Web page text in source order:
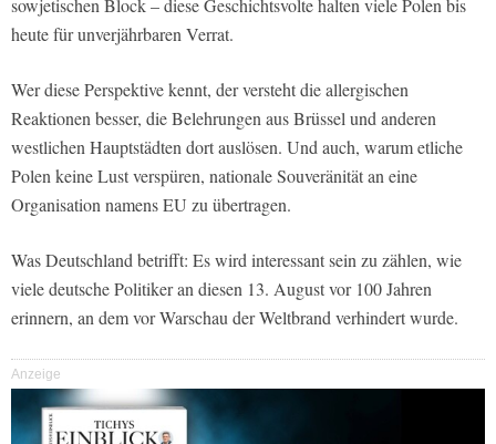
sowjetischen Block – diese Geschichtsvolte halten viele Polen bis
heute für unverjährbaren Verrat.
Wer diese Perspektive kennt, der versteht die allergischen
Reaktionen besser, die Belehrungen aus Brüssel und anderen
westlichen Hauptstädten dort auslösen. Und auch, warum etliche
Polen keine Lust verspüren, nationale Souveränität an eine
Organisation namens EU zu übertragen.
Was Deutschland betrifft: Es wird interessant sein zu zählen, wie
viele deutsche Politiker an diesen 13. August vor 100 Jahren
erinnern, an dem vor Warschau der Weltbrand verhindert wurde.
Anzeige